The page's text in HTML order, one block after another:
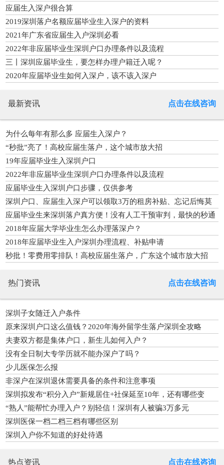
应届生入深户很合算
2019深圳落户名额应届毕业生入深户的资料
2021年广东省应届生入户深圳必看
2022年非应届毕业生深圳户口办理条件以及流程
三丨深圳应届毕业生，要怎样办理户籍迁入呢？
2020年应届毕业生如何入深户，该不该入深户
最新资讯 点击在线咨询
为什么每年有那么多 应届生入深户？
“秒批”亮了！高校应届生落户，这个城市放大招
19年应届毕业生入深圳户口
2022年非应届毕业生深圳户口办理条件以及流程
应届毕业生入深圳户口步骤，仅供参考
深圳户口、应届生入深户可以领取3万的租房补贴、忘记后悔莫
及
应届毕业生来深圳落户真方便！没有人工干预审判，最快的秒通
过！
2018年应届大学毕业生怎么办理落深户？
2018年应届毕业生入户深圳办理流程、补贴申请
秒批！零费用零排队！高校应届生落户，广东这个城市放大招
热门资讯 点击在线咨询
深圳子女随迁入户条件
原来深圳户口这么值钱？2020年海外留学生落户深圳全攻略
夫妻双方都是集体户口，新生儿如何入户？
没有全日制大专学历就不能办深户了吗？
少儿医保怎么报
非深户在深圳退休需要具备的条件和注意事项
深圳拟发布“积分入户”新规居住+社保延至10年，还有哪些变
化？
“熟人”能帮忙办理入户？别轻信！深圳有人被骗3万多元
深圳医保一档二档三档有哪些区别
深圳入户你不知道的好处待遇
热点资讯 点击在线咨询